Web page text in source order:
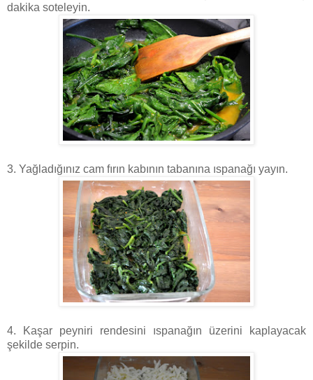
dakika soteleyin.
3. Yağladığınız cam fırın kabının tabanına ıspanağı yayın.
4. Kaşar peyniri rendesini ıspanağın üzerini kaplayacak
şekilde serpin.